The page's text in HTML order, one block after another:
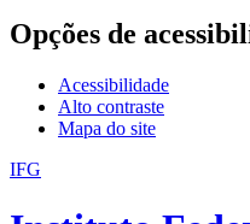
Opções de
Acessibilidade
Alto contraste
Mapa do site
IFG